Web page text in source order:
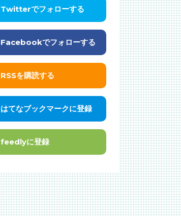
Twitterでフォローする
Facebookでフォローする
RSSを購読する
はてなブックマークに登録
feedlyに登録